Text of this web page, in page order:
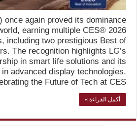
once again proved its dominance
earning multiple CES® 2026
including two prestigious Best of
The recognition highlights LG’s
in smart life solutions and its
advanced display technologies.
the Future of Tech at CES …
أكمل القراءة »